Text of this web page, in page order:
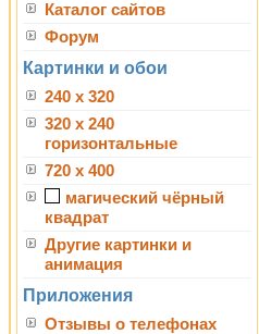
Каталог сайтов
Форум
Картинки и обои
240 x 320
320 x 240
горизонтальные
720 x 400
магический чёрный
квадрат
Другие картинки и
анимация
Приложения
Отзывы о телефонах